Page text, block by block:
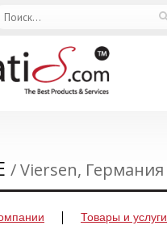
/ Viersen, Германия
Товары и услуги